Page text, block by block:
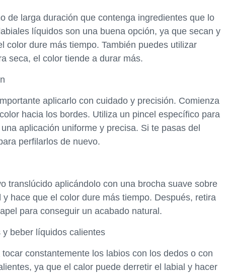
de larga duración que contenga ingredientes que lo
líquidos son una buena opción, ya que secan y
color dure más tiempo. También puedes utilizar
seca, el color tiende a durar más.
aplicarlo con cuidado y precisión. Comienza
hacia los bordes. Utiliza un pincel específico para
aplicación uniforme y precisa. Si te pasas del
perfilarlos de nuevo.
translúcido aplicándolo con una brocha suave sobre
hace que el color dure más tiempo. Después, retira
para conseguir un acabado natural.
beber líquidos calientes
constantemente los labios con los dedos o con
ya que el calor puede derretir el labial y hacer